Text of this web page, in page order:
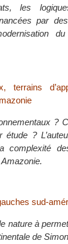
les
par
terrains
?
étude ?
complexité
sud-
nature à
de